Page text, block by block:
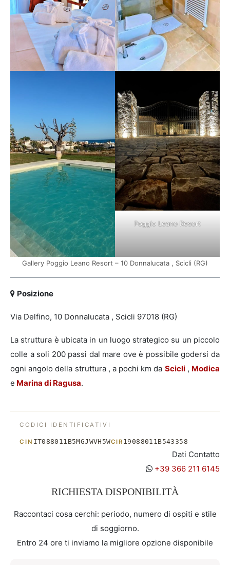
Poggio Leano Resort
Gallery Poggio Leano Resort – 10 Donnalucata , Scicli (RG)
Posizione
Via Delfino, 10 Donnalucata , Scicli 97018 (RG)
La struttura è ubicata in un luogo strategico su un piccolo
colle a soli 200 passi dal mare ove è possibile godersi da
ogni angolo della struttura , a pochi km da Scicli, Modica
e Marina di Ragusa.
CODICI IDENTIFICATIVI
CIN IT088011B5MGJWVH5WCIR 19088011B543358
Dati Contatto
+39 366 211 6145
RICHIESTA DISPONIBILITÀ
Raccontaci cosa cerchi: periodo, numero di ospiti e stile
di soggiorno.
Entro 24 ore ti inviamo la migliore opzione disponibile